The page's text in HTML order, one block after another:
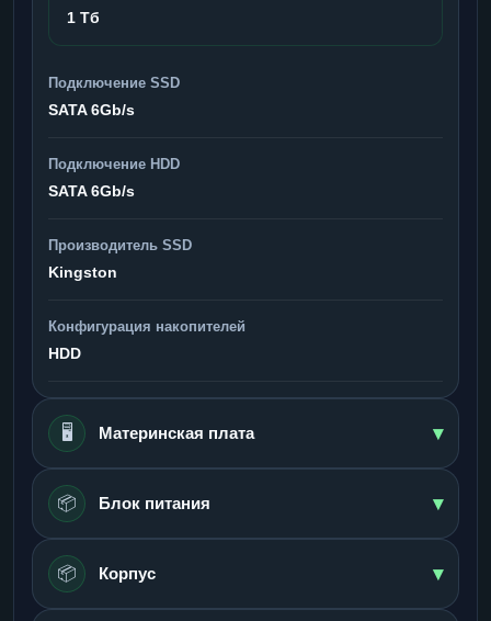
1 Тб
Подключение SSD
SATA 6Gb/s
Подключение HDD
SATA 6Gb/s
Производитель SSD
Kingston
Конфигурация накопителей
HDD
🖥️ Материнская плата ▾
📦 Блок питания ▾
📦 Корпус ▾